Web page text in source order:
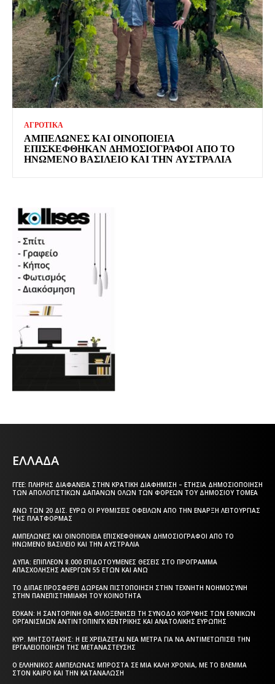
ΑΓΡΟΤΙΚΑ
ΑΜΠΕΛΏΝΕΣ ΚΑΙ ΟΙΝΟΠΟΙΕΊΑ
ΕΠΙΣΚΈΦΘΗΚΑΝ ΔΗΜΟΣΙΟΓΡΆΦΟΙ ΑΠΌ ΤΟ
ΗΝΩΜΈΝΟ ΒΑΣΊΛΕΙΟ ΚΑΙ ΤΗΝ ΑΥΣΤΡΑΛΊΑ
ΕΛΛΑΔΑ
ΓΓΕΕ: ΠΛΉΡΗΣ ΔΙΑΦΆΝΕΙΑ ΣΤΗΝ ΚΡΑΤΙΚΉ ΔΙΑΦΉΜΙΣΗ – EΤΉΣΙΑ ΔΗΜΟΣΙΟΠΟΊΗΣΗ
ΤΩΝ ΑΠΟΛΟΓΙΣΤΙΚΏΝ ΔΑΠΑΝΏΝ ΌΛΩΝ ΤΩΝ ΦΟΡΈΩΝ ΤΟΥ ΔΗΜΟΣΊΟΥ ΤΟΜΈΑ
ΆΝΩ ΤΩΝ 20 ΔΙΣ. ΕΥΡΏ ΟΙ ΡΥΘΜΊΣΕΙΣ ΟΦΕΙΛΏΝ ΑΠΌ ΤΗΝ ΈΝΑΡΞΗ ΛΕΙΤΟΥΡΓΊΑΣ
ΤΗΣ ΠΛΑΤΦΌΡΜΑΣ
ΑΜΠΕΛΏΝΕΣ ΚΑΙ ΟΙΝΟΠΟΙΕΊΑ ΕΠΙΣΚΈΦΘΗΚΑΝ ΔΗΜΟΣΙΟΓΡΆΦΟΙ ΑΠΌ ΤΟ
ΗΝΩΜΈΝΟ ΒΑΣΊΛΕΙΟ ΚΑΙ ΤΗΝ ΑΥΣΤΡΑΛΊΑ
ΔΥΠΑ: ΕΠΙΠΛΈΟΝ 8.000 ΕΠΙΔΟΤΟΎΜΕΝΕΣ ΘΈΣΕΙΣ ΣΤΟ ΠΡΌΓΡΑΜΜΑ
ΑΠΑΣΧΌΛΗΣΗΣ ΑΝΈΡΓΩΝ 55 ΕΤΏΝ ΚΑΙ ΆΝΩ
ΤΟ ΔΙΠΑΕ ΠΡΟΣΦΈΡΕΙ ΔΩΡΕΆΝ ΠΙΣΤΟΠΟΊΗΣΗ ΣΤΗΝ ΤΕΧΝΗΤΉ ΝΟΗΜΟΣΎΝΗ
ΣΤΗΝ ΠΑΝΕΠΙΣΤΗΜΙΑΚΉ ΤΟΥ ΚΟΙΝΌΤΗΤΑ
ΕΟΚΑΝ: Η ΣΑΝΤΟΡΊΝΗ ΘΑ ΦΙΛΟΞΕΝΉΣΕΙ ΤΗ ΣΎΝΟΔΟ ΚΟΡΥΦΉΣ ΤΩΝ ΕΘΝΙΚΏΝ
ΟΡΓΑΝΙΣΜΏΝ ΑΝΤΙΝΤΌΠΙΝΓΚ ΚΕΝΤΡΙΚΉΣ ΚΑΙ ΑΝΑΤΟΛΙΚΉΣ ΕΥΡΏΠΗΣ
ΚΥΡ. ΜΗΤΣΟΤΆΚΗΣ: Η ΕΕ ΧΡΕΙΆΖΕΤΑΙ ΝΈΑ ΜΈΤΡΑ ΓΙΑ ΝΑ ΑΝΤΙΜΕΤΩΠΊΣΕΙ ΤΗΝ
ΕΡΓΑΛΕΙΟΠΟΊΗΣΗ ΤΗΣ ΜΕΤΑΝΆΣΤΕΥΣΗΣ
Ο ΕΛΛΗΝΙΚΌΣ ΑΜΠΕΛΏΝΑΣ ΜΠΡΟΣΤΆ ΣΕ ΜΙΑ ΚΑΛΉ ΧΡΟΝΙΆ, ΜΕ ΤΟ ΒΛΈΜΜΑ
ΣΤΟΝ ΚΑΙΡΌ ΚΑΙ ΤΗΝ ΚΑΤΑΝΆΛΩΣΗ